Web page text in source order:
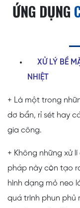
ỨNG DỤNG
XỬ LÝ BỀ
NHIỆT
+ Là một trong
dơ bẩn, rỉ sét hay
gia công.
+ Không những xử
pháp này còn tạo
hình dạng mỏ neo
quá trình phun phủ